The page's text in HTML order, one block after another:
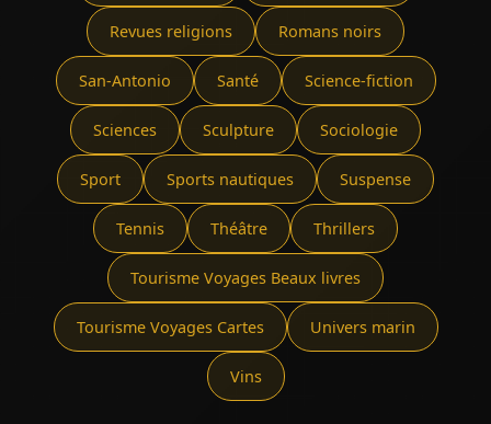
Revues religions Romans noirs
San-Antonio Santé Science-fiction
Sciences Sculpture Sociologie
Sport Sports nautiques Suspense
Tennis Théâtre Thrillers
Tourisme Voyages Beaux livres
Tourisme Voyages Cartes Univers marin
Vins